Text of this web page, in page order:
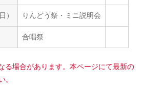
） りんどう祭・ミニ説明会
合唱祭
る場合があります。本ページにて最新の
。